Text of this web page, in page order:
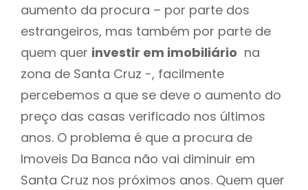
aumento da procura – por parte dos
estrangeiros, mas também por parte de
quem quer investir em imobiliário na
zona de Santa Cruz -, facilmente
percebemos a que se deve o aumento do
preço das casas verificado nos últimos
anos. O problema é que a procura de
Imoveis Da Banca não vai diminuir em
Santa Cruz nos próximos anos. Quem quer